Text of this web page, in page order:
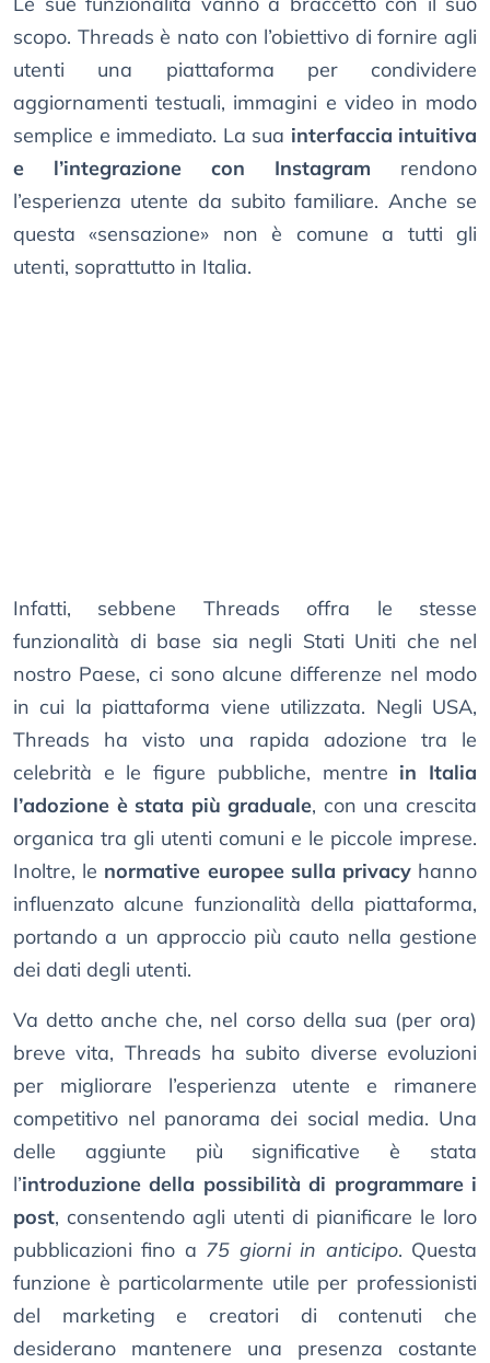
scopo. Threads è nato con l’obiettivo di fornire agli
utenti una piattaforma per condividere
aggiornamenti testuali, immagini e video in modo
semplice e immediato. La sua interfaccia intuitiva
e l’integrazione con Instagram rendono
l’esperienza utente da subito familiare. Anche se
questa «sensazione» non è comune a tutti gli
utenti, soprattutto in Italia.
Infatti, sebbene Threads offra le stesse
funzionalità di base sia negli Stati Uniti che nel
nostro Paese, ci sono alcune differenze nel modo
in cui la piattaforma viene utilizzata. Negli USA,
Threads ha visto una rapida adozione tra le
celebrità e le figure pubbliche, mentre in Italia
l’adozione è stata più graduale, con una crescita
organica tra gli utenti comuni e le piccole imprese.
Inoltre, le normative europee sulla privacyhanno
influenzato alcune funzionalità della piattaforma,
portando a un approccio più cauto nella gestione
dei dati degli utenti.
Va detto anche che, nel corso della sua (per ora)
breve vita, Threads ha subito diverse evoluzioni
per migliorare l’esperienza utente e rimanere
competitivo nel panorama dei social media. Una
delle aggiunte più significative è stata
l’introduzione della possibilità di programmare i
post, consentendo agli utenti di pianificare le loro
pubblicazioni fino a 75 giorni in anticipo. Questa
funzione è particolarmente utile per professionisti
del marketing e creatori di contenuti che
desiderano mantenere una presenza costante